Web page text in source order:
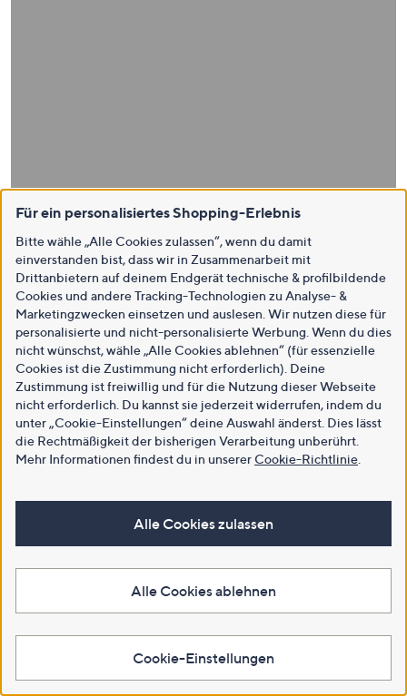
Für ein personalisiertes Shopping-Erlebnis
Bitte wähle „Alle Cookies zulassen“, wenn du damit
einverstanden bist, dass wir in Zusammenarbeit mit
Drittanbietern auf deinem Endgerät technische & profilbildende
Cookies und andere Tracking-Technologien zu Analyse- &
Marketingzwecken einsetzen und auslesen. Wir nutzen diese für
personalisierte und nicht-personalisierte Werbung. Wenn du dies
nicht wünschst, wähle „Alle Cookies ablehnen“ (für essenzielle
Cookies ist die Zustimmung nicht erforderlich). Deine
Zustimmung ist freiwillig und für die Nutzung dieser Webseite
nicht erforderlich. Du kannst sie jederzeit widerrufen, indem du
unter „Cookie-Einstellungen“ deine Auswahl änderst. Dies lässt
die Rechtmäßigkeit der bisherigen Verarbeitung unberührt.
Mehr Informationen findest du in unsererCookie-Richtlinie
Alle Cookies zulassen
Alle Cookies ablehnen
Cookie-Einstellungen